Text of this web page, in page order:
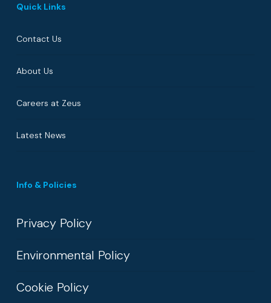
Quick Links
Contact Us
About Us
Careers at Zeus
Latest News
Info & Policies
Privacy Policy
Environmental Policy
Cookie Policy